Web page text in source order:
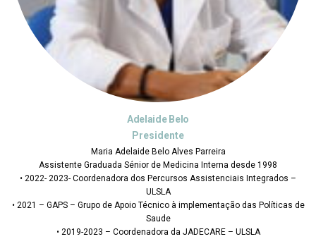
Interna desde 1998
Assistenciais Integrados –
das Políticas de
– ULSLA
Enfermeiro no Serviço de
Especialista em Enfermagem Médico-
Mestrado em
Instrutor Alento